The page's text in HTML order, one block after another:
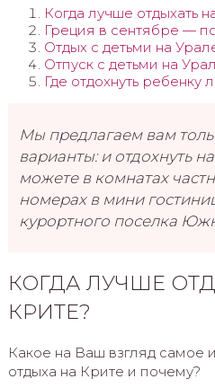
Когда лучше отдыхать
Греция в сентябре —
Отдых с детьми на
Отпуск с детьми на
Где отдохнуть
Мы предлагаем вам
варианты: и отдохнуть
можете в комнатах
номерах в мини
курортного поселка
КОГДА ЛУЧШЕ
КРИТЕ?
Какое на Ваш взгляд самое
отдыха на Крите и почему?